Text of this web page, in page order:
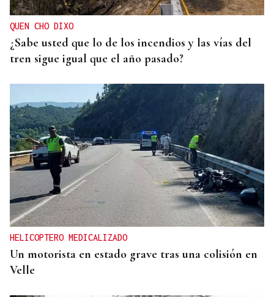
QUEN CHO DIXO
¿Sabe usted que lo de los incendios y las vías del
tren sigue igual que el año pasado?
HELICOPTERO MEDICALIZADO
Un motorista en estado grave tras una colisión en
Velle